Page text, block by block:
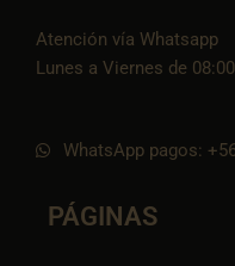
Atención vía Whatsapp
Lunes a Viernes de
WhatsApp pagos:
PÁGINAS